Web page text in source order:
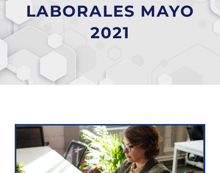
LABORALES MAYO
2021
Ver
imagen
más